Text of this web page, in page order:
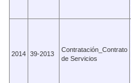
2014 39-2013
Contratación_Contrato
de Servicios